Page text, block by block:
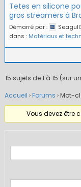
Tetes en silicone
gros streamers à
Démarré par :
dans : Matériaux et
15 sujets de 1 à 15 (sur
Accueil › Forums ›Mot-
Vous devez être